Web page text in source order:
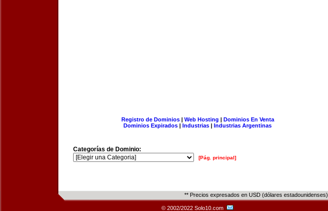
Registro de Dominios| Web Hosting | Dominios En Venta
Dominios Expirados | Industrias | Industrias Argentinas
Categorías de Dominio:
[Pág. principal]
** Precios expresados en USD (dólares estadounidenses)
© 2002/2022 Solo10.com